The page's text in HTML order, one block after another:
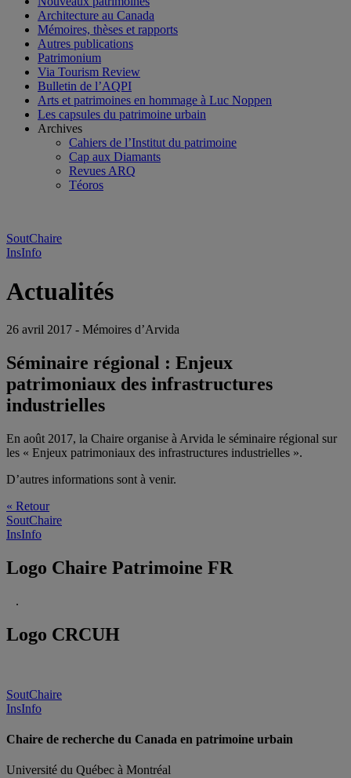
Architecture au Canada
Mémoires, thèses et rapports
Autres publications
Patrimonium
Via Tourism Review
Bulletin de l’AQPI
Arts et patrimoines en hommage à Luc Noppen
Les capsules du patrimoine urbain
Archives
Cahiers de l’Institut du patrimoine
Cap aux Diamants
Revues ARQ
Téoros
SoutChaire
InsInfo
Actualités
26 avril 2017 - Mémoires d’Arvida
Séminaire régional : Enjeux
patrimoniaux des infrastructures
industrielles
En août 2017, la Chaire organise à Arvida le séminaire régional sur
les « Enjeux patrimoniaux des infrastructures industrielles ».
D’autres informations sont à venir.
« Retour
SoutChaire
InsInfo
Logo Chaire Patrimoine FR
.
Logo CRCUH
SoutChaire
InsInfo
Chaire de recherche du Canada en patrimoine urbain
Université du Québec à Montréal